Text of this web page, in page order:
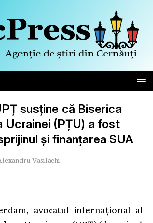
susține că Biserica
Ucrainei (PȚU) a fost
și finanțarea SUA
Vasilachi
avocatul internațional al